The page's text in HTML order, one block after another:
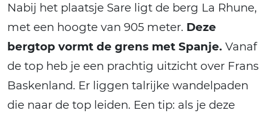
Nabij het plaatsje Sare ligt de berg La Rhune,
met een hoogte van 905 meter. Deze
bergtop vormt de grens met Spanje. Vanaf
de top heb je een prachtig uitzicht over Frans
Baskenland. Er liggen talrijke wandelpaden
die naar de top leiden. Een tip: als je deze